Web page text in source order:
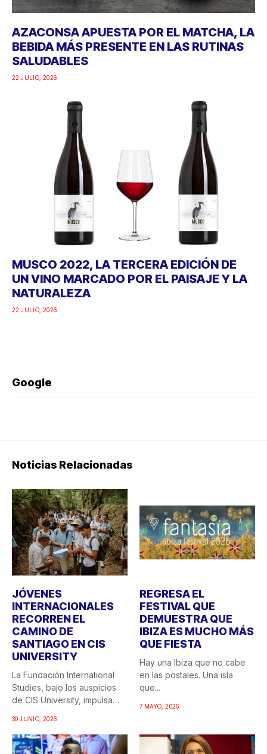
AZACONSA APUESTA POR EL MATCHA, LA
BEBIDA MÁS PRESENTE EN LAS RUTINAS
SALUDABLES
22 JULIO, 2026
MUSCO 2022, LA TERCERA EDICIÓN DE
UN VINO MARCADO POR EL PAISAJE Y LA
NATURALEZA
22 JULIO, 2026
Google
Noticias Relacionadas
JÓVENES
INTERNACIONALES
RECORREN EL
CAMINO DE
SANTIAGO EN CIS
UNIVERSITY
La Fundación International
Studies, bajo los auspicios
de CIS University, impulsa
30 JUNIO, 2026
REGRESA EL
FESTIVAL QUE
DEMUESTRA QUE
IBIZA ES MUCHO MÁS
QUE FIESTA
Hay una Ibiza que no cabe
en las postales. Una isla
que...
7 MAYO, 2026